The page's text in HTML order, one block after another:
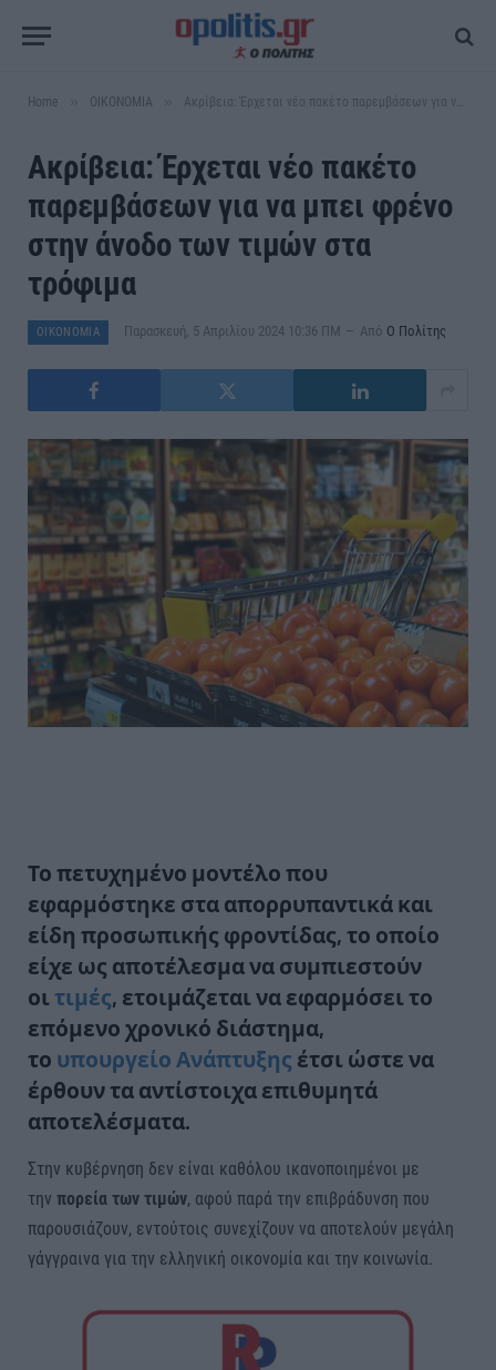
Home ΟΙΚΟΝΟΜΙΑ Ακρίβεια: Έρχεται νέο πακέτο παρεμβάσεων για να μπει φρένο στην άνοδο των τιμών στα τρόφιμα
Ακρίβεια: Έρχεται νέο πακέτο
παρεμβάσεων για να μπει φρένο
στην άνοδο των τιμών στα
τρόφιμα
ΟΙΚΟΝΟΜΙΑ Παρασκευή, 5 Απριλίου 2024 10:36 ΠΜ Από Ο Πολίτης
Το πετυχημένο μοντέλο που
εφαρμόστηκε στα απορρυπαντικά και
είδη προσωπικής φροντίδας, το οποίο
είχε ως αποτέλεσμα να συμπιεστούν
οιτιμές, ετοιμάζεται να εφαρμόσει το
επόμενο χρονικό διάστημα,
το υπουργείο Ανάπτυξης έτσι ώστε να
έρθουν τα αντίστοιχα επιθυμητά
αποτελέσματα.
Στην κυβέρνηση δεν είναι καθόλου ικανοποιημένοι με
την πορεία των τιμών, αφού παρά την επιβράδυνση που
παρουσιάζουν, εντούτοις συνεχίζουν να αποτελούν μεγάλη
γάγγραινα για την ελληνική οικονομία και την κοινωνία.